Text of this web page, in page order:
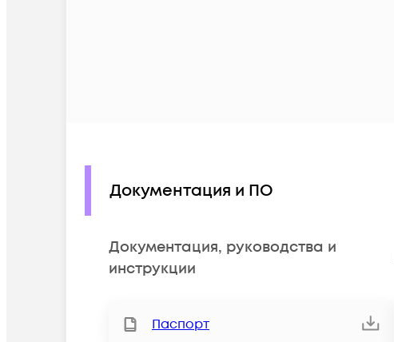
Документация и ПО
Документация, руководства и
инструкции
Паспорт